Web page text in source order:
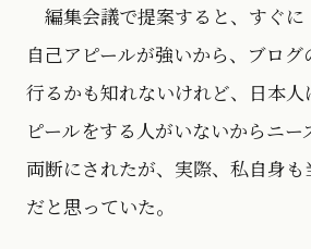
編集会議で提案すると、すぐに
自己アピールが強いから、ブロ
行るかも知れないけれど、日本
ピールをする人がいないからニー
両断にされたが、実際、私自身も
だと思っていた。